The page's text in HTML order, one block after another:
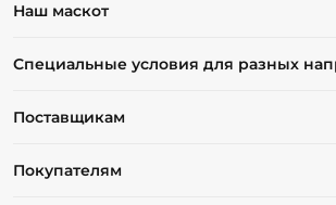
Наш маскот
Специальные условия для разных
Поставщикам
Покупателям